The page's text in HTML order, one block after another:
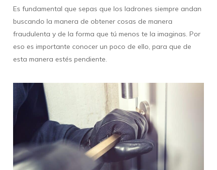
Es fundamental que sepas que los ladrones siempre andan
buscando la manera de obtener cosas de manera
fraudulenta y de la forma que tú menos te la imaginas. Por
eso es importante conocer un poco de ello, para que de
esta manera estés pendiente.